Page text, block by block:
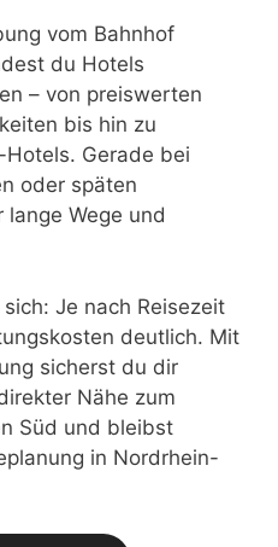
vom Bahnhof
du Hotels
– von preiswerten
bis hin zu
Gerade bei
oder späten
Wege und
Je nach Reisezeit
deutlich. Mit
sicherst du dir
Nähe zum
Süd und bleibst
in Nordrhein-